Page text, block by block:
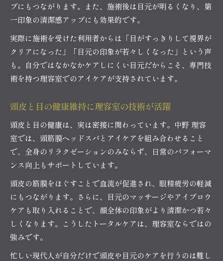
プにもつながります。また、施術後は目元が明るくなり、第
一印象の清潔感アップにも効果的です。
実際に施術を受けた利用者からは「目がすっきりして視界が
クリアになった」「目元の印象が若々しくなった」という声
も。自分ではなかなかケアしにくい目元だからこそ、専門技
術を持つ理容室でのアイケアが支持されています。
頭皮と目の健康維持に理容室の技術が活躍
頭皮と目の健康は、実は密接に関わっています。中野 理容
室では、頭筋膜ヘッドスパとアイケアを組み合わせること
で、全身のリラクゼーションのみならず、日常のパフォーマ
ンス向上もサポートしています。
頭皮の筋膜をほぐすことで血流が促進され、眼精疲労の軽減
にもつながります。さらに、目元のマッサージやアイブロウ
ケアも取り入れることで、顔全体の印象がより清潔かつ若々
しくなります。こうしたトータルケアは、理容室ならではの
強みです。
忙しい現代人が自分だけで頭皮や目元のケアを行うのは難し